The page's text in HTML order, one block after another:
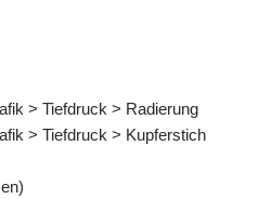
> Tiefdruck > Radierung
> Tiefdruck > Kupferstich